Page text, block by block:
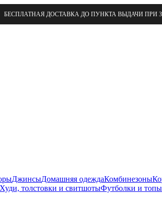
БЕСПЛАТНАЯ ДОСТАВКА ДО ПУНКТА ВЫДАЧИ ПРИ
ДжинсыДомашняя одеждаКомбинезоны
Худи, толстовки и свитшотыФутболки и топы